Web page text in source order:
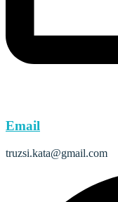
Email
truzsi.kata@gmail.com